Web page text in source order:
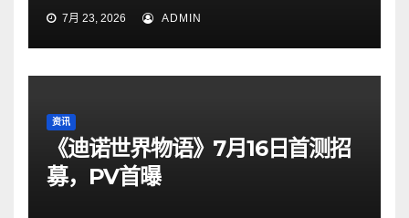
7月 23, 2026 ADMIN
资讯
《迪诺世界物语》7月16日首测招
募，PV首曝